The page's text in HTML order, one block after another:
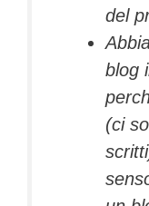
del
blog
(ci